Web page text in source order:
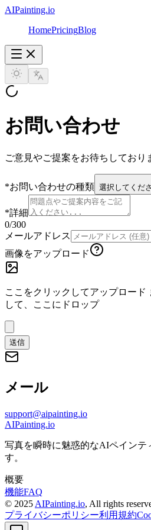
AIPainting.io
HomePricingBlog
お問い合わせ
ご意見やご提案をお待ちしており
*お問い合わせの種類 選択してくだ
*詳細
0/300
メールアドレス
画像をアップロード
ここをクリックしてアップロード
して、ここにドロップ
送信
メール
support@aipainting.io
AIPainting.io
写真を瞬時に魅惑的なAIペインテ
す。
概要
機能FAQ
© 2025 AIPainting.io, All rights
プライバシーポリシー利用規約